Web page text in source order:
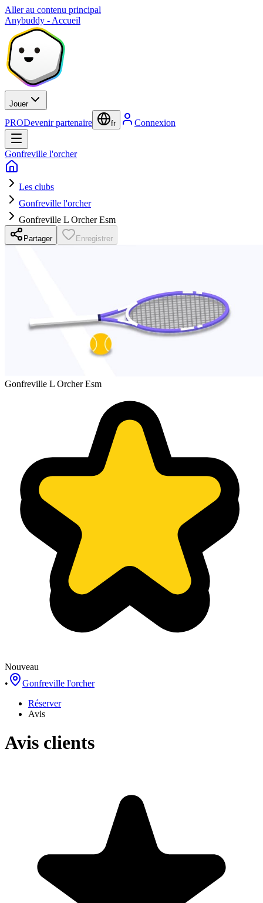
Aller au contenu principal
Anybuddy - Accueil
Jouer
PRODevenir partenaire fr Connexion
Gonfreville l'orcher
Les clubs
Gonfreville l'orcher
Gonfreville L Orcher Esm
Partager Enregistrer
Gonfreville L Orcher Esm
Nouveau
•
Gonfreville l'orcher
Réserver
Avis
Avis clients